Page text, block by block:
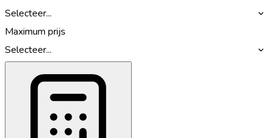
Selecteer...
Maximum prijs
Selecteer...